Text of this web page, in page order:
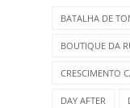
BATALHA DE
BOUTIQUE DA
CRESCIMENTO
DAY AFTER